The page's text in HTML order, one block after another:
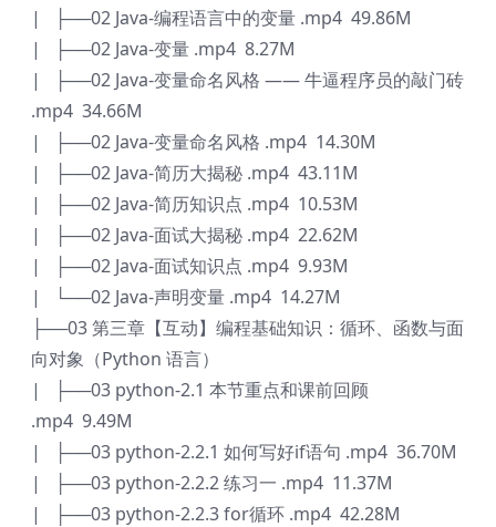
| ├──02 Java-编程语言中的变量 .mp4 49.86M
| ├──02 Java-变量 .mp4 8.27M
| ├──02 Java-变量命名风格 —— 牛逼程序员的敲门砖
.mp4 34.66M
| ├──02 Java-变量命名风格 .mp4 14.30M
| ├──02 Java-简历大揭秘 .mp4 43.11M
| ├──02 Java-简历知识点 .mp4 10.53M
| ├──02 Java-面试大揭秘 .mp4 22.62M
| ├──02 Java-面试知识点 .mp4 9.93M
| └──02 Java-声明变量 .mp4 14.27M
├──03 第三章【互动】编程基础知识：循环、函数与面
向对象（Python 语言）
| ├──03 python-2.1 本节重点和课前回顾
.mp4 9.49M
| ├──03 python-2.2.1 如何写好if语句 .mp4 36.70M
| ├──03 python-2.2.2 练习一 .mp4 11.37M
| ├──03 python-2.2.3 for循环 .mp4 42.28M